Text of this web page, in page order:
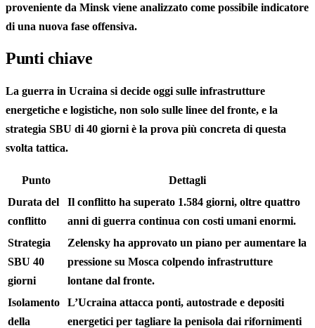
proveniente da Minsk viene analizzato come possibile indicatore
di una nuova fase offensiva.
Punti chiave
La guerra in Ucraina si decide oggi sulle infrastrutture
energetiche e logistiche, non solo sulle linee del fronte, e la
strategia SBU di 40 giorni è la prova più concreta di questa
svolta tattica.
Punto
Dettagli
Durata del
conflitto
Il conflitto ha superato 1.584 giorni, oltre quattro
anni di guerra continua con costi umani enormi.
Strategia
SBU 40
giorni
Zelensky ha approvato un piano per aumentare la
pressione su Mosca colpendo infrastrutture
lontane dal fronte.
Isolamento
della
L’Ucraina attacca ponti, autostrade e depositi
energetici per tagliare la penisola dai rifornimenti